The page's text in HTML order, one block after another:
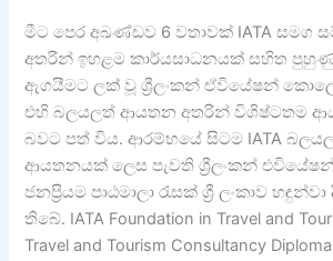
මීට පෙර අඛණ්ඩව 6 වතාවක් IATA සමග
අතරින් ඉහළම කාර්යසාධනයක් සහිත
ඇගයීමට ලක් වූ ශ්‍රීලංකන් ඒවියේෂන්
එහි බලයලත් ආයතන අතරින් විශිෂ්ටතම
බවට පත් විය. ආරම්භයේ සිටම IATA
ආයතනයක් ලෙස පැවති ශ්‍රීලංකන්
ජනප්‍රියම පාඨමාලා රැසක් ශ්‍රී ලංකාව
තිබේ. IATA Foundation in Travel and
Travel and Tourism Consultancy